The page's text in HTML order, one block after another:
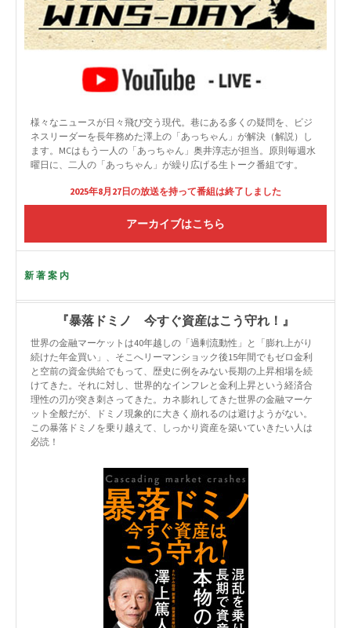
様々なニュースが日々飛び交う現代。巷にある多くの疑問を、ビジ
ネスリーダーを長年務めた澤上の「あっちゃん」が解決（解説）し
ます。MCはもう一人の「あっちゃん」奥井淳志が担当。原則毎週水
曜日に、二人の「あっちゃん」が繰り広げる生トーク番組です。
2025年8月27日の放送を持って番組は終了しました
アーカイブはこちら
新著案内
『暴落ドミノ 今すぐ資産はこう守れ！』
世界の金融マーケットは40年越しの「過剰流動性」と「膨れ上がり
続けた年金買い」、そこへリーマンショック後15年間でもゼロ金利
と空前の資金供給でもって、歴史に例をみない長期の上昇相場を続
けてきた。それに対し、世界的なインフレと金利上昇という経済合
理性の刃が突き刺さってきた。カネ膨れしてきた世界の金融マーケ
ット全般だが、ドミノ現象的に大きく崩れるのは避けようがない。
この暴落ドミノを乗り越えて、しっかり資産を築いていきたい人は
必読！